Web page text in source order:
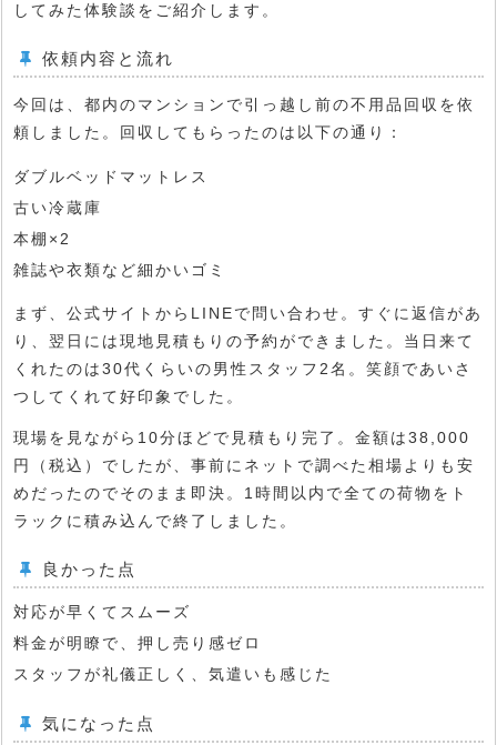
してみた体験談をご紹介します。
依頼内容と流れ
今回は、都内のマンションで引っ越し前の不用品回収を依
頼しました。回収してもらったのは以下の通り：
ダブルベッドマットレス
古い冷蔵庫
本棚×2
雑誌や衣類など細かいゴミ
まず、公式サイトからLINEで問い合わせ。すぐに返信があ
り、翌日には現地見積もりの予約ができました。当日来て
くれたのは30代くらいの男性スタッフ2名。笑顔であいさ
つしてくれて好印象でした。
現場を見ながら10分ほどで見積もり完了。金額は38,000
円（税込）でしたが、事前にネットで調べた相場よりも安
めだったのでそのまま即決。1時間以内で全ての荷物をト
ラックに積み込んで終了しました。
良かった点
対応が早くてスムーズ
料金が明瞭で、押し売り感ゼロ
スタッフが礼儀正しく、気遣いも感じた
気になった点